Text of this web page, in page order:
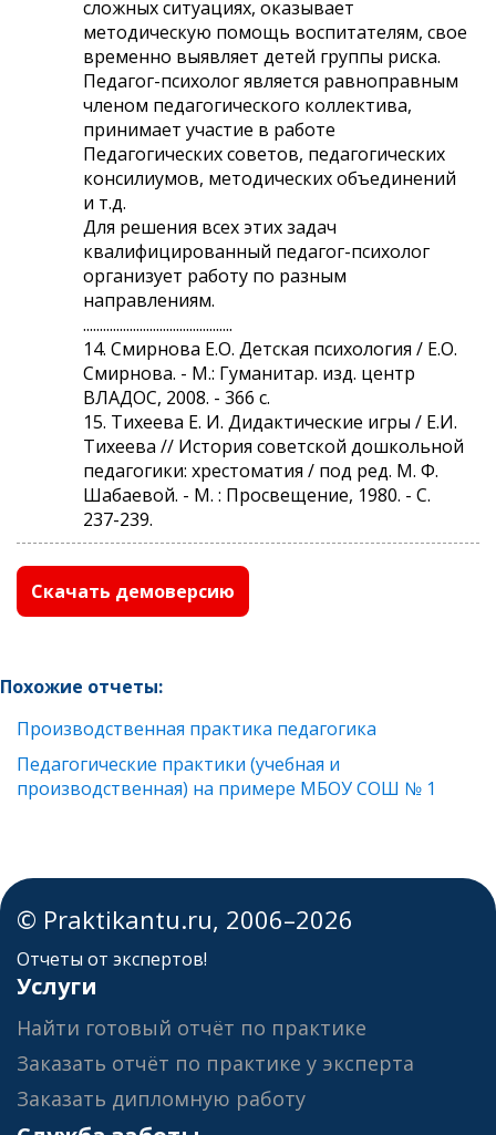
сложных ситуациях, оказывает
методическую помощь воспитателям, свое
временно выявляет детей группы риска.
Педагог-психолог является равноправным
членом педагогического коллектива,
принимает участие в работе
Педагогических советов, педагогических
консилиумов, методических объединений
и т.д.
Для решения всех этих задач
квалифицированный педагог-психолог
организует работу по разным
направлениям.
.............................................
14. Смирнова Е.О. Детская психология / Е.О.
Смирнова. - М.: Гуманитар. изд. центр
ВЛАДОС, 2008. - 366 с.
15. Тихеева Е. И. Дидактические игры / Е.И.
Тихеева // История советской дошкольной
педагогики: хрестоматия / под ред. М. Ф.
Шабаевой. - М. : Просвещение, 1980. - С.
237-239.
Скачать демоверсию
Похожие отчеты:
Производственная практика педагогика
Педагогические практики (учебная и
производственная) на примере МБОУ СОШ № 1
© Praktikantu.ru, 2006–2026
Отчеты от экспертов!
Услуги
Найти готовый отчёт по практике
Заказать отчёт по практике у эксперта
Заказать дипломную работу